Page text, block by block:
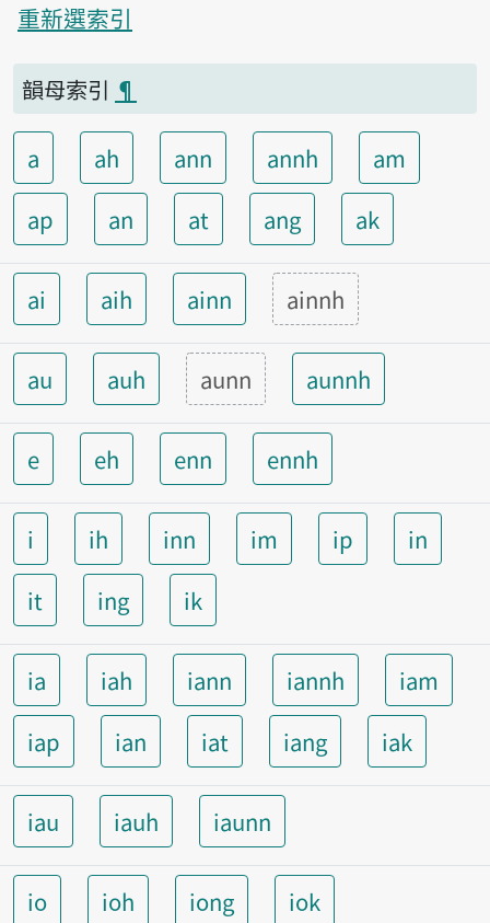
重新選索引
韻母索引 ¶
a ah ann annh
am
ap
an at ang ak
ai aih ainn ainnh
au auh aunn aunnh
e eh enn ennh
i ih inn im ip
in
it
ing ik
ia iah iann iannh
iam
iap
ian iat iang iak
iau iauh iaunn
io ioh iong iok